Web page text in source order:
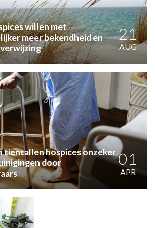
VAKHANDEL
willen met
meer bekendheid en
21
AUG
tientallen hospices onzeker
door
01
APR